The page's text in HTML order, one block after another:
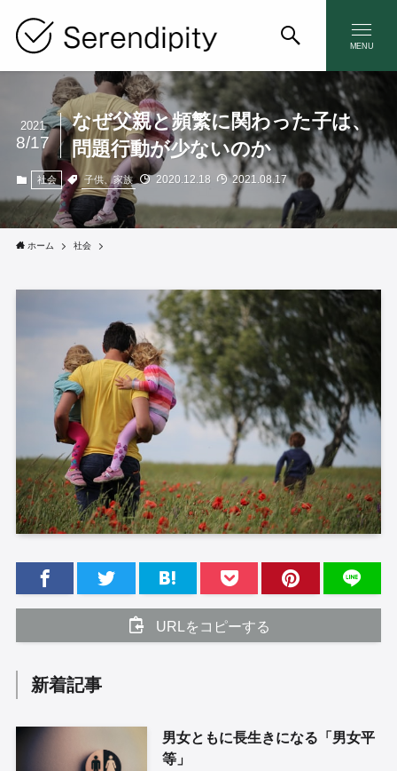
MENU
なぜ父親と頻繁に関わった子は、
問題行動が少ないのか
2021
8/17
社会 子供、家族 2020.12.18 2021.08.17
ホーム 社会
URLをコピーする
新着記事
男女ともに長生きになる「男女平
等」